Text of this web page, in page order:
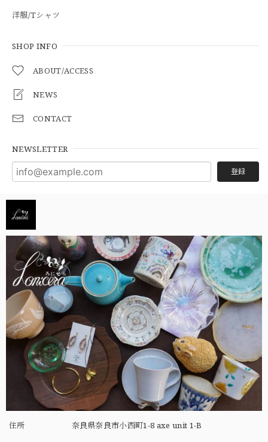
洋服/Tシャツ
SHOP INFO
ABOUT/ACCESS
NEWS
CONTACT
NEWSLETTER
登録
住所 奈良県奈良市小西町1-8 axe unit 1-B